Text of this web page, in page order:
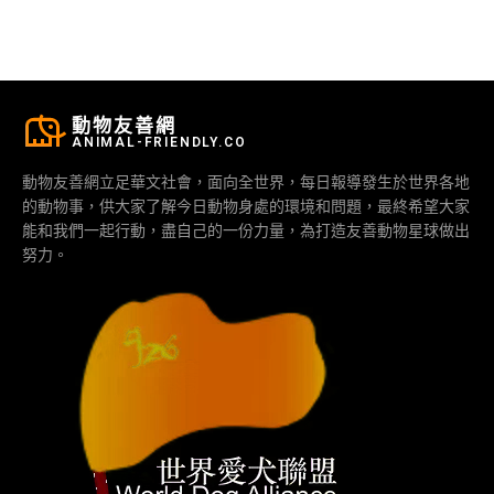
動物友善網
ANIMAL-FRIENDLY.CO
動物友善網立足華文社會，面向全世界，每日報導發生於世界各地
的動物事，供大家了解今日動物身處的環境和問題，最終希望大家
能和我們一起行動，盡自己的一份力量，為打造友善動物星球做出
努力。